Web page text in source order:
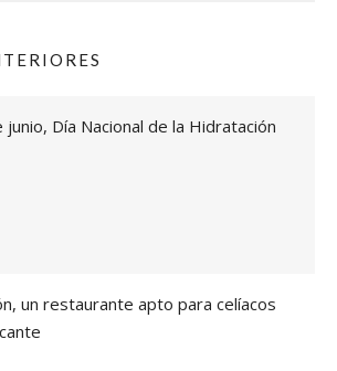
junio, Día Nacional de la Hidratación
un restaurante apto para celíacos